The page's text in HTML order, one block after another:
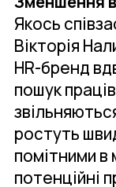
Якось
Вікторія
HR-бренд
пошук
ростуть
помітними в
потенційні